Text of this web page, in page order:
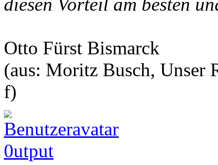
Otto Fürst Bismarck
(aus: Moritz Busch, Unser
f)
0utput